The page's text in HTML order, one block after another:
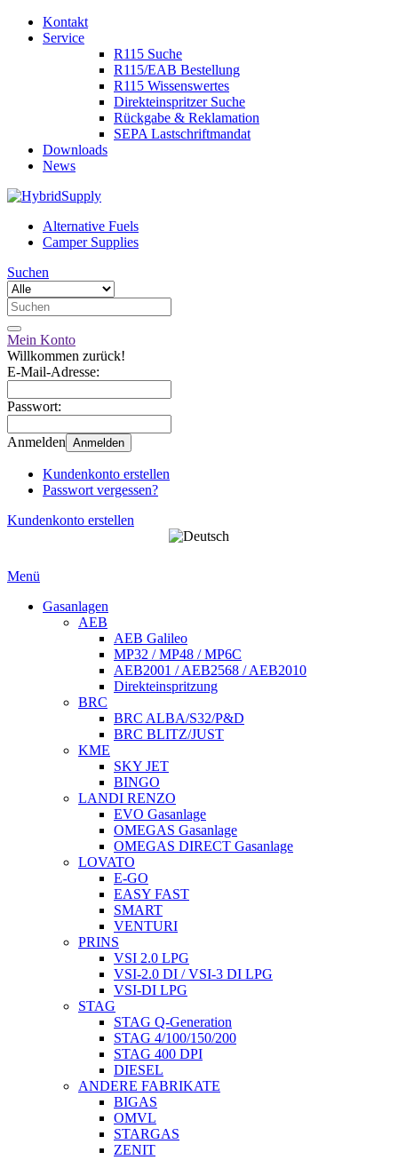
Kontakt
Service
R115 Suche
R115/EAB Bestellung
R115 Wissenswertes
Direkteinspritzer Suche
Rückgabe & Reklamation
SEPA Lastschriftmandat
Downloads
News
Alternative Fuels
Camper Supplies
Suchen
Mein Konto
Willkommen zurück!
E-Mail-Adresse:
Passwort:
Anmelden Anmelden
Kundenkonto erstellen
Passwort vergessen?
Kundenkonto erstellen
Menü
Gasanlagen
AEB
AEB Galileo
MP32 / MP48 / MP6C
AEB2001 / AEB2568 / AEB2010
Direkteinspritzung
BRC
BRC ALBA/S32/P&D
BRC BLITZ/JUST
KME
SKY JET
BINGO
LANDI RENZO
EVO Gasanlage
OMEGAS Gasanlage
OMEGAS DIRECT Gasanlage
LOVATO
E-GO
EASY FAST
SMART
VENTURI
PRINS
VSI 2.0 LPG
VSI-2.0 DI / VSI-3 DI LPG
VSI-DI LPG
STAG
STAG Q-Generation
STAG 4/100/150/200
STAG 400 DPI
DIESEL
ANDERE FABRIKATE
BIGAS
OMVL
STARGAS
ZENIT